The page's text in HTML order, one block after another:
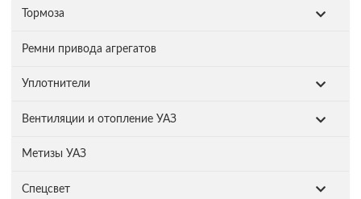
Тормоза
Ремни привода агрегатов
Уплотнители
Вентиляции и отопление УАЗ
Метизы УАЗ
Спецсвет